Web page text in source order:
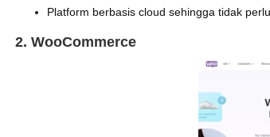
Platform berbasis cloud sehingga tidak
2. WooCommerce